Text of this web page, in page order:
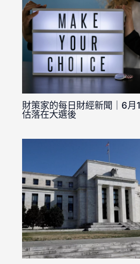
財策家的每日財經新聞｜6月
估落在大選後